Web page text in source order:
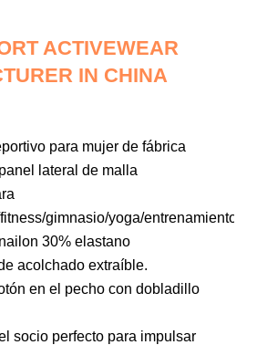
ACTIVEWEAR
IN CHINA
para mujer de fábrica
lateral de malla
gimnasio/yoga/entrenamiento
30% elastano
acolchado extraíble.
en el pecho con dobladillo
socio perfecto para impulsar